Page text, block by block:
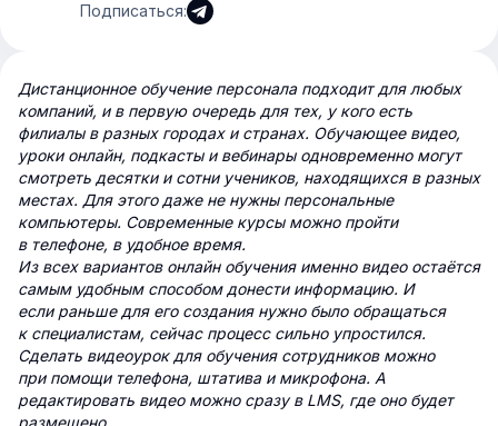
Подписаться:
Дистанционное обучение персонала подходит для любых
компаний, и в первую очередь для тех, у кого есть
филиалы в разных городах и странах. Обучающее видео,
уроки онлайн, подкасты и вебинары одновременно могут
смотреть десятки и сотни учеников, находящихся в разных
местах. Для этого даже не нужны персональные
компьютеры. Современные курсы можно пройти
в телефоне, в удобное время.
Из всех вариантов онлайн обучения именно видео остаётся
самым удобным способом донести информацию. И
если раньше для его создания нужно было обращаться
к специалистам, сейчас процесс сильно упростился.
Сделать видеоурок для обучения сотрудников можно
при помощи телефона, штатива и микрофона. А
редактировать видео можно сразу в LMS, где оно будет
размещено.